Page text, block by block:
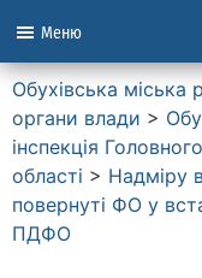
Меню
Обухівська міська
органи влади >
інспекція
області > Надміру
повернуті ФО у
ПДФО